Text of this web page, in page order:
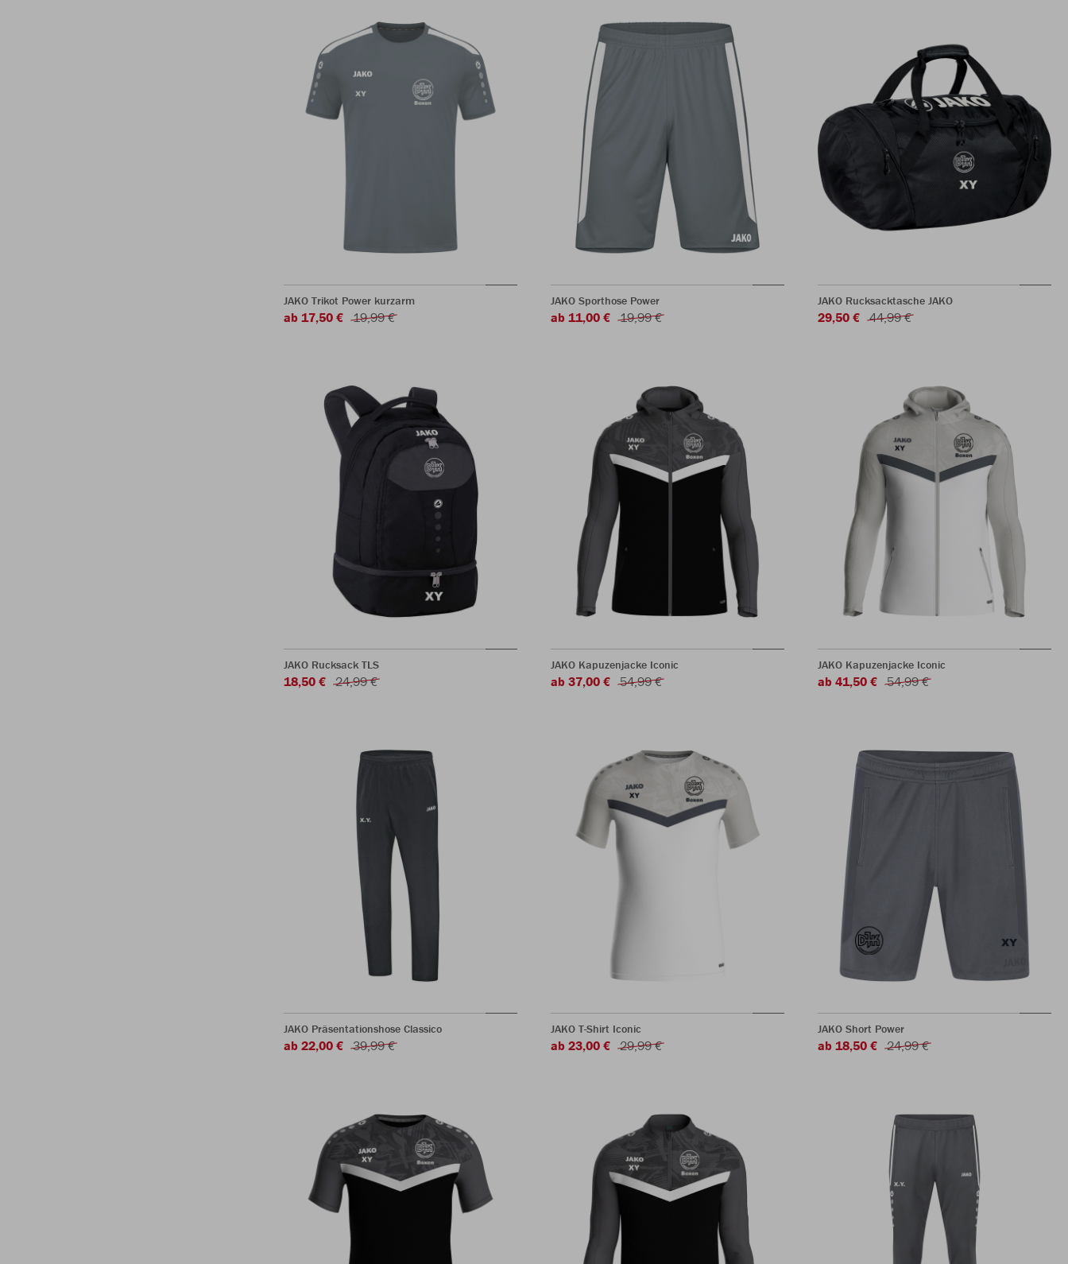
JAKO Trikot Power kurzarm
ab 17,50 € 19,99 €
JAKO Sporthose Power
ab 11,00 € 19,99 €
JAKO Rucksacktasche JAKO
29,50 € 44,99 €
JAKO Rucksack TLS
18,50 € 24,99 €
JAKO Kapuzenjacke Iconic
ab 37,00 € 54,99 €
JAKO Kapuzenjacke Iconic
ab 41,50 € 54,99 €
JAKO Präsentationshose Classico
ab 22,00 € 39,99 €
JAKO T-Shirt Iconic
ab 23,00 € 29,99 €
JAKO Short Power
ab 18,50 € 24,99 €